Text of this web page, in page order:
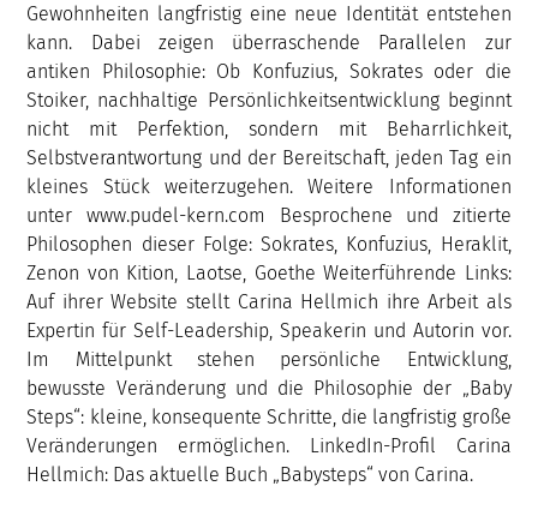
Gewohnheiten langfristig eine neue Identität entstehen
kann. Dabei zeigen überraschende Parallelen zur
antiken Philosophie: Ob Konfuzius, Sokrates oder die
Stoiker, nachhaltige Persönlichkeitsentwicklung beginnt
nicht mit Perfektion, sondern mit Beharrlichkeit,
Selbstverantwortung und der Bereitschaft, jeden Tag ein
kleines Stück weiterzugehen. Weitere Informationen
unter www.pudel-kern.com Besprochene und zitierte
Philosophen dieser Folge: Sokrates, Konfuzius, Heraklit,
Zenon von Kition, Laotse, Goethe Weiterführende Links:
Auf ihrer Website stellt Carina Hellmich ihre Arbeit als
Expertin für Self-Leadership, Speakerin und Autorin vor.
Im Mittelpunkt stehen persönliche Entwicklung,
bewusste Veränderung und die Philosophie der „Baby
Steps“: kleine, konsequente Schritte, die langfristig große
Veränderungen ermöglichen. LinkedIn-Profil Carina
Hellmich: Das aktuelle Buch „Babysteps“ von Carina.